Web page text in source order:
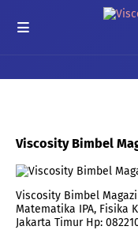
Viscosity Bimbel
Viscosity Bimbel
Matematika IPA, Fisika
Jakarta Timur Hp: